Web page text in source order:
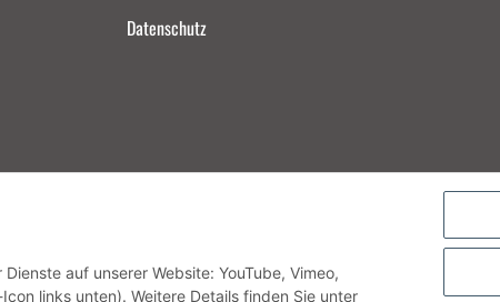
Datenschutz
Vertrag widerrufen
auf unserer Website: YouTube, Vimeo,
links unten). Weitere Details finden Sie unter